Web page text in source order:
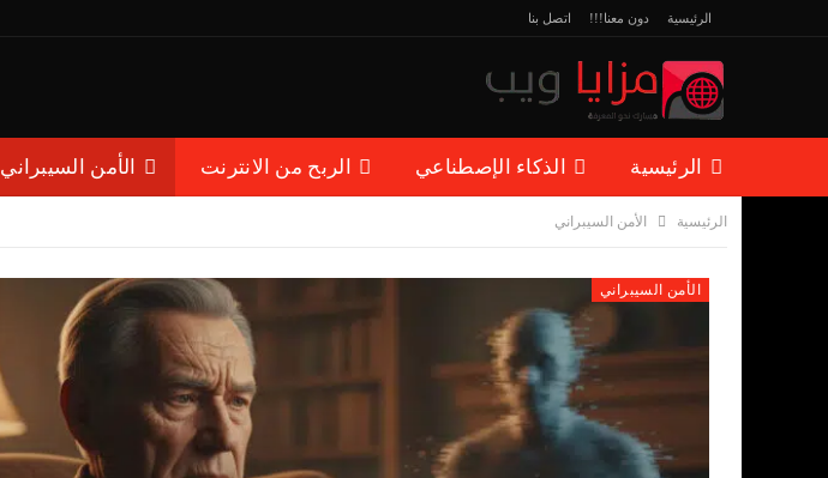
الرئيسية دون معنا!!! اتصل بنا
الرئيسية الذكاء الإصطناعي الربح من الانترنت الأمن السيبراني
مقالات منوعة
الرئيسية الأمن السيبراني
الأمن السيبراني